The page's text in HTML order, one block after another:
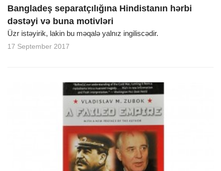
Bangladeş separatçılığına Hindistanın hərbi
dəstəyi və buna motivləri
Üzr istəyirik, lakin bu məqalə yalnız ingiliscədir.
17 September 2017